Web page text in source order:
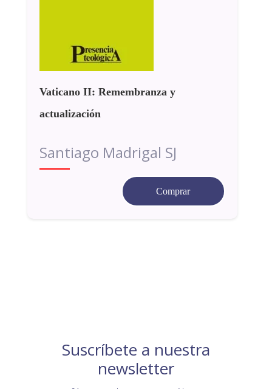
Vaticano II: Remembranza y
actualización
Santiago Madrigal SJ
Comprar
Suscríbete a nuestra
newsletter